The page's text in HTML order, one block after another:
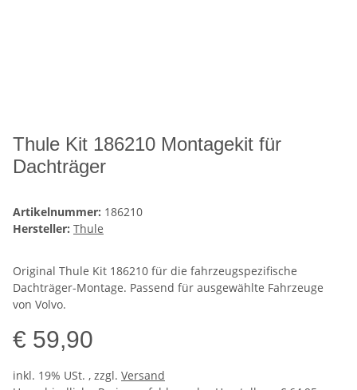
Thule Kit 186210 Montagekit für
Dachträger
Artikelnummer: 186210
Hersteller: Thule
Original Thule Kit 186210 für die fahrzeugspezifische
Dachträger-Montage. Passend für ausgewählte Fahrzeuge
von Volvo.
€ 59,90
inkl. 19% USt. , zzgl. Versand